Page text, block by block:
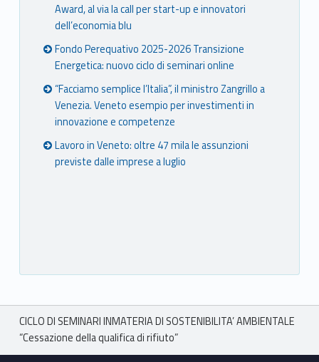
Award, al via la call per start-up e innovatori
dell’economia blu
Fondo Perequativo 2025-2026 Transizione
Energetica: nuovo ciclo di seminari online
“Facciamo semplice l’Italia”, il ministro Zangrillo a
Venezia. Veneto esempio per investimenti in
innovazione e competenze
Lavoro in Veneto: oltre 47 mila le assunzioni
previste dalle imprese a luglio
Breadcrumbs navigation
CICLO DI SEMINARI INMATERIA DI SOSTENIBILITA’ AMBIENTALE
“Cessazione della qualifica di rifiuto”